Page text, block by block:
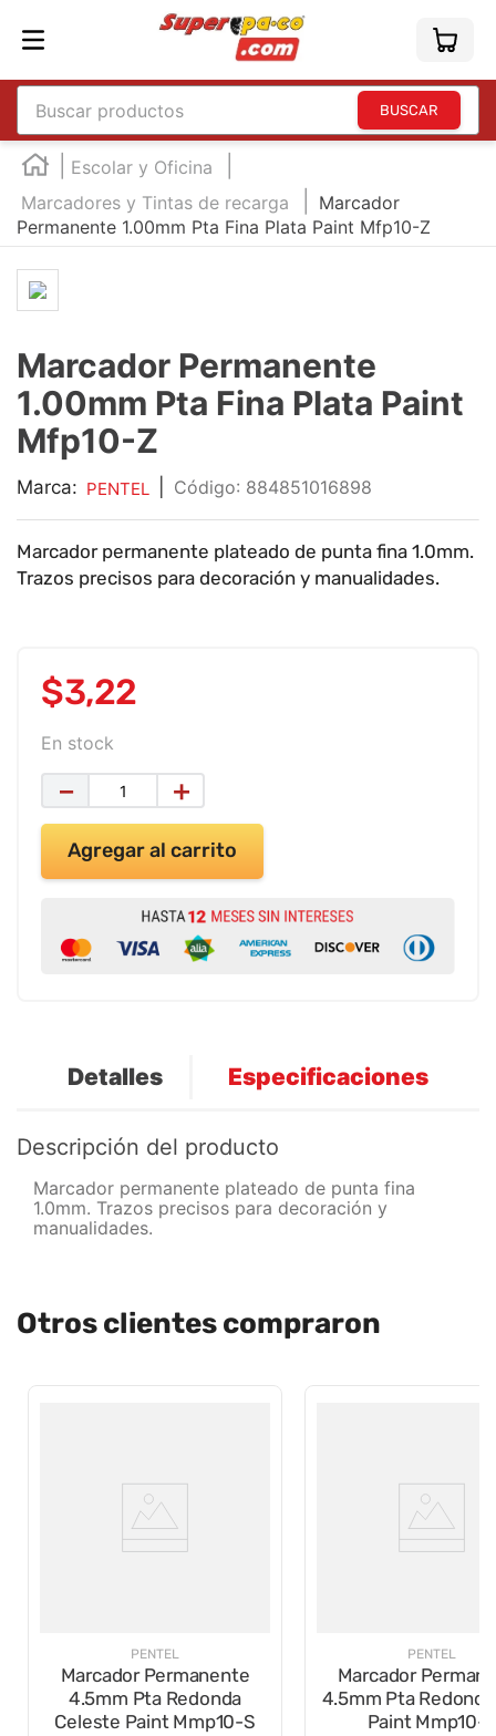
Buscar productos
Escolar y Oficina
Marcadores y Tintas de recarga
Marcador
Permanente 1.00mm Pta Fina Plata Paint Mfp10-Z
Marcador Permanente
1.00mm Pta Fina Plata Paint
Mfp10-Z
Marca: PENTEL : 884851016898
Marcador permanente plateado de punta fina 1.0mm.
Trazos precisos para decoración y manualidades.
$3,22
En stock
＋
－
Agregar al carrito
Detalles Especificaciones
Descripción del producto
Marcador permanente plateado de punta fina
1.0mm. Trazos precisos para decoración y
manualidades.
Otros clientes compraron
PENTEL
Marcador Permanente
4.5mm Pta Redonda
Celeste Paint Mmp10-S
PENTEL
Marcador
4.5mm Pta
Paint Mmp10-Z
TÉRMINOS MÁS BUSCADOS
england
2.
edding e360
3.
4.
marcadores
7
audifonos
impresora
cuadernos